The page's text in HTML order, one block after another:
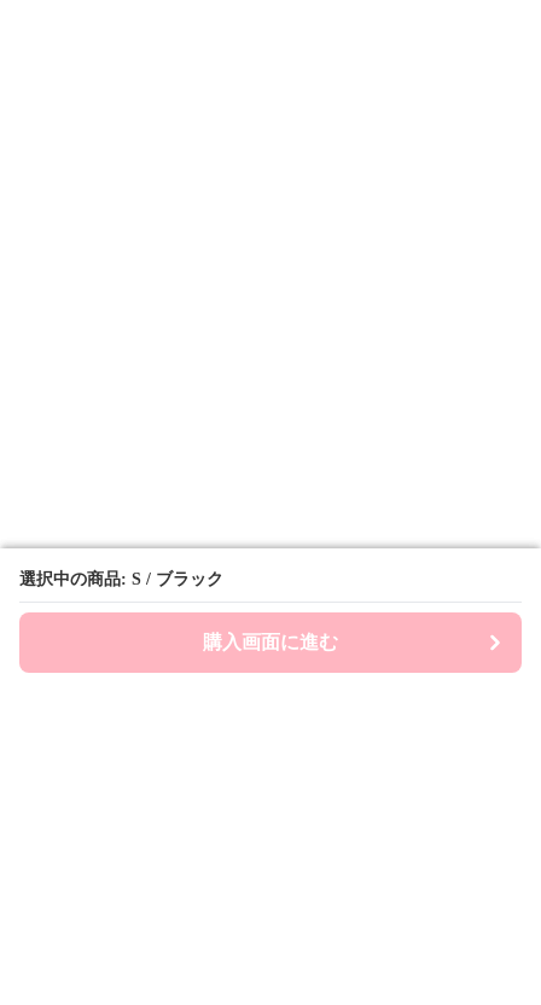
選択中の商品: S / ブラック
購入画面に進む
選択中の商品: S / ブラック
購入画面に進む